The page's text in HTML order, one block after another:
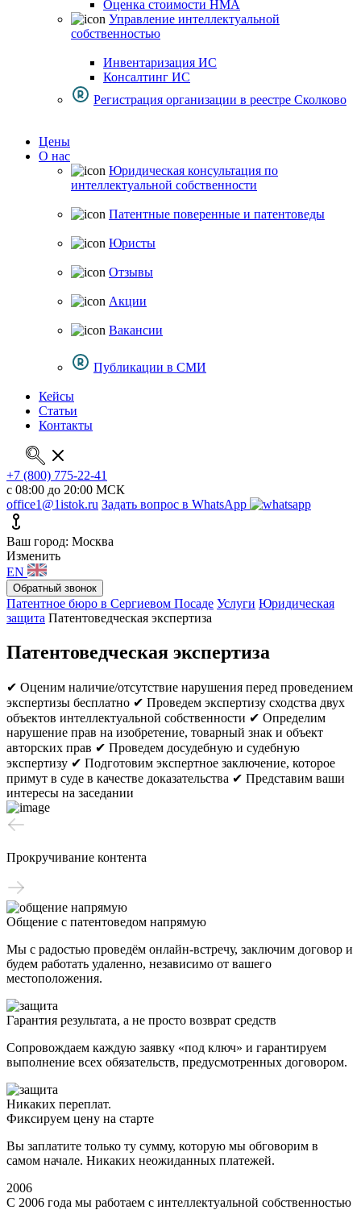
Оценка стоимости НМА
Управление интеллектуальной
собственностью
Инвентаризация ИС
Консалтинг ИС
Регистрация организации в реестре Сколково
Цены
О нас
Юридическая консультация по
интеллектуальной собственности
Патентные поверенные и патентоведы
Юристы
Отзывы
Акции
Вакансии
Публикации в СМИ
Кейсы
Статьи
Контакты
+7 (800) 775-22-41
с 08:00 до 20:00 МСК
office1@1istok.ru Задать вопрос в WhatsApp
Ваш город: Москва
Изменить
EN
Обратный звонок
Патентное бюро в Сергиевом Посаде Услуги Юридическая
защита Патентоведческая экспертиза
Патентоведческая экспертиза
✔ Оценим наличие/отсутствие нарушения перед проведением
экспертизы бесплатно ✔ Проведем экспертизу сходства двух
объектов интеллектуальной собственности ✔ Определим
нарушение прав на изобретение, товарный знак и объект
авторских прав ✔ Проведем досудебную и судебную
экспертизу ✔ Подготовим экспертное заключение, которое
примут в суде в качестве доказательства ✔ Представим ваши
интересы на заседании
Прокручивание контента
Общение с патентоведом напрямую
Мы с радостью проведём онлайн-встречу, заключим договор и
будем работать удаленно, независимо от вашего
местоположения.
Гарантия результата, а не просто возврат средств
Сопровождаем каждую заявку «под ключ» и гарантируем
выполнение всех обязательств, предусмотренных договором.
Никаких переплат.
Фиксируем цену на старте
Вы заплатите только ту сумму, которую мы обговорим в
самом начале. Никаких неожиданных платежей.
2006
С 2006 года мы работаем с интеллектуальной собственностью